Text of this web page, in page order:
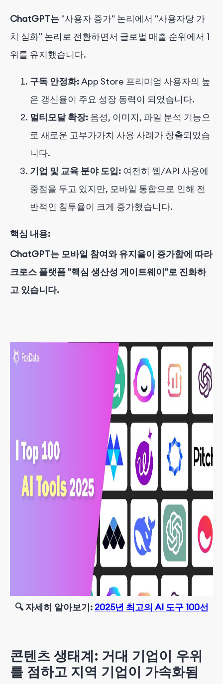
ChatGPT는 "사용자 증가" 논리에서 "사용자당 가
치 심화" 논리로 전환하면서 글로벌 매출 순위에서 1
위를 유지했습니다.
구독 안정화:App Store 프리미엄 사용자의 높
은 갱신율이 주요 성장 동력이 되었습니다.
멀티모달 확장: 음성, 이미지, 파일 분석 기능으
로 새로운 고부가가치 사용 사례가 창출되었습
니다.
기업 및 교육 분야 도입: 여전히 웹/API 사용에
중점을 두고 있지만, 모바일 통합으로 인해 전
반적인 침투율이 크게 증가했습니다.
핵심 내용:
ChatGPT는 모바일 참여와 유지율이 증가함에 따라
크로스 플랫폼 "핵심 생산성 게이트웨이"로 진화하
고 있습니다.
🔍 자세히 알아보기: 2025년 최고의 AI 도구 100선
콘텐츠 생태계: 거대 기업이 우위
를 점하고 지역 기업이 가속화됨